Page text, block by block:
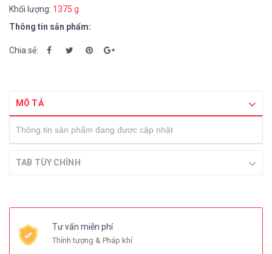
Khối lượng: 1375 g
Thông tin sản phẩm:
Chia sẻ:
MÔ TẢ
Thông tin sản phẩm đang được cập nhật
TAB TÙY CHỈNH
Tư vấn miễn phí
Thỉnh tượng & Pháp khí